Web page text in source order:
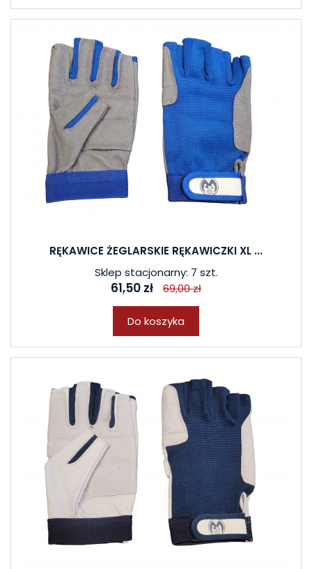
RĘKAWICE ŻEGLARSKIE RĘKAWICZKI XL ...
Sklep stacjonarny: 7 szt.
61,50 zł 69,00 zł
Do koszyka